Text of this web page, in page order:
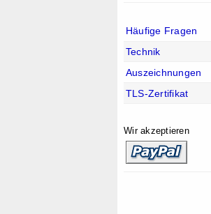
Häufige Fragen
Technik
Auszeichnungen
TLS-Zertifikat
Wir akzeptieren